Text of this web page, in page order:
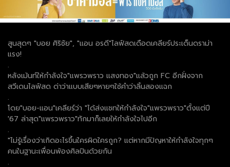
สูนสุดๆ "บอย ศิริชัย", "แอน อรดี"ไลฟ์สดเดือดเคลียร์ประเด็นดราม่า
แรง!
.
หลังเม้นท์ให้กำลังใจ"แพรวพราว แสงทอง"แล้วถูก FC อีกฝั่งจาก
สวีเดนไลฟ์สด ด่าว่าแบบเสียๆหายๆใช้คำว่าลิ้นสองแฉก
.
โดย"บอย-แอน"เคลียร์ว่า "ได้ส่งแชทให้กำลังใจ"แพรวพราว"ตั้งแต่ปี
'67 ล่าสุด"แพรวพราว"ทักมาก็เลยให้กำลังใจไปอีก
.
"ไม่รู้เรื่องว่าเกิดอะไรขึ้นใครผิดใครถูก? แต่หากมีปัญหาให้กำลังใจทุกๆ
คนในฐานะเพื่อนพ้องศิลปินด้วยกัน
.